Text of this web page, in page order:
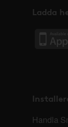
Ladda
Handla